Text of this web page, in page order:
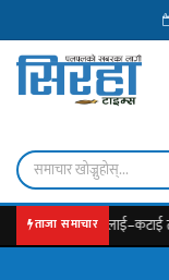
ताजा समाचार
सिलाई–कटाई तालिमको